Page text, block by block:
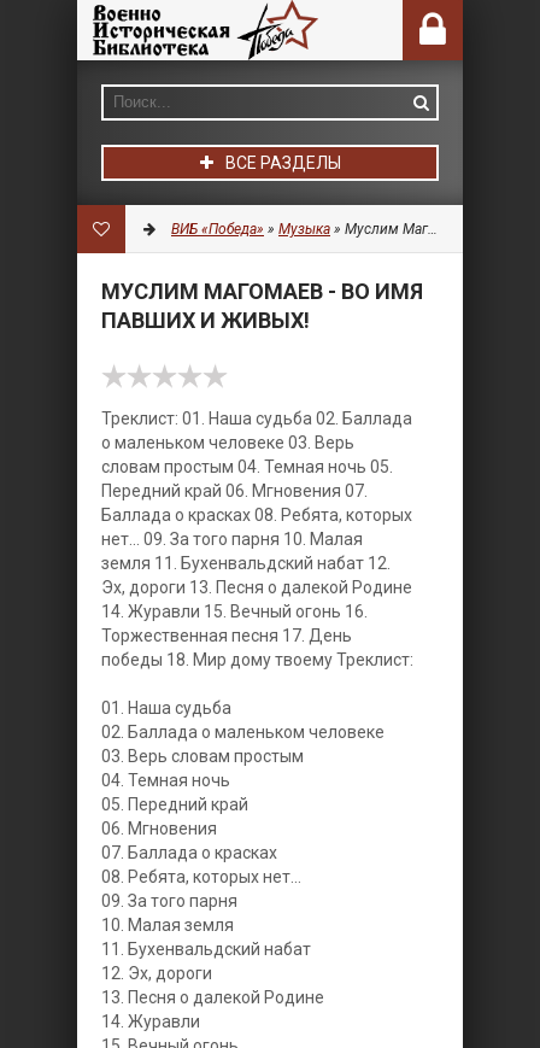
ВСЕ РАЗДЕЛЫ
ВИБ «Победа» » Музыка » Муслим Магомаев - Во имя павших и живых!
МУСЛИМ МАГОМАЕВ - ВО ИМЯ
ПАВШИХ И ЖИВЫХ!
Треклист: 01. Наша судьба 02. Баллада
о маленьком человеке 03. Верь
словам простым 04. Темная ночь 05.
Передний край 06. Мгновения 07.
Баллада о красках 08. Ребята, которых
нет... 09. За того парня 10. Малая
земля 11. Бухенвальдский набат 12.
Эх, дороги 13. Песня о далекой Родине
14. Журавли 15. Вечный огонь 16.
Торжественная песня 17. День
победы 18. Мир дому твоемуТреклист:
01. Наша судьба
02. Баллада о маленьком человеке
03. Верь словам простым
04. Темная ночь
05. Передний край
06. Мгновения
07. Баллада о красках
08. Ребята, которых нет...
09. За того парня
10. Малая земля
11. Бухенвальдский набат
12. Эх, дороги
13. Песня о далекой Родине
14. Журавли